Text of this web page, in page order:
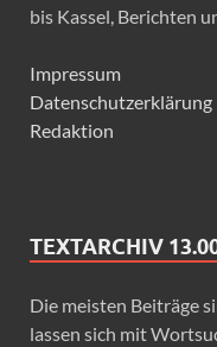
bis Kassel, Berichten
Impressum
Datenschutzerklärung
Redaktion
TEXTARCHIV
Die meisten Beiträge
lassen sich mit